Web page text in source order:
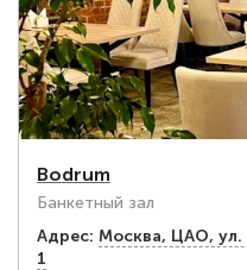
Bodrum
Банкетный зал
Адрес: Москва, ЦАО, ул.
1